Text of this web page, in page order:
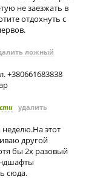
не заезжать в
отдохнуть с
ложный
+380661683838
удалить
этот
другой
бы 2х разовый
сюда.